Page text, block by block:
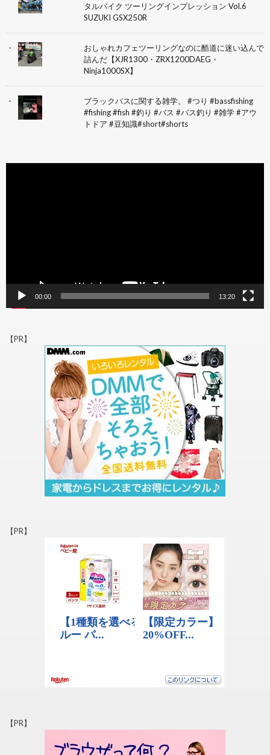
タルバイク ツーリングインプレッション Vol.6
SUZUKI GSX250R
おしゃれカフェツーリングなのに酷道に迷い込んで
詰んだ【XJR1300・ZRX1200DAEG・
Ninja1000SX】
ブラックバスに関する雑学。 #つり #bassfishing
#fishing #fish #釣り #バス #バス釣り #雑学 #アウ
トドア #豆知識#short#shorts
動
00:00 13:20
【PR】
【PR】
【PR】